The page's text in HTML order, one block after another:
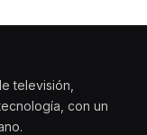
televisión,
con un